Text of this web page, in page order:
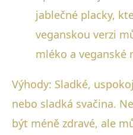
jablečné placky,
veganskou verzi
mléko a veganské
Výhody: Sladké,
nebo sladká svačina.
být méně zdravé, ale